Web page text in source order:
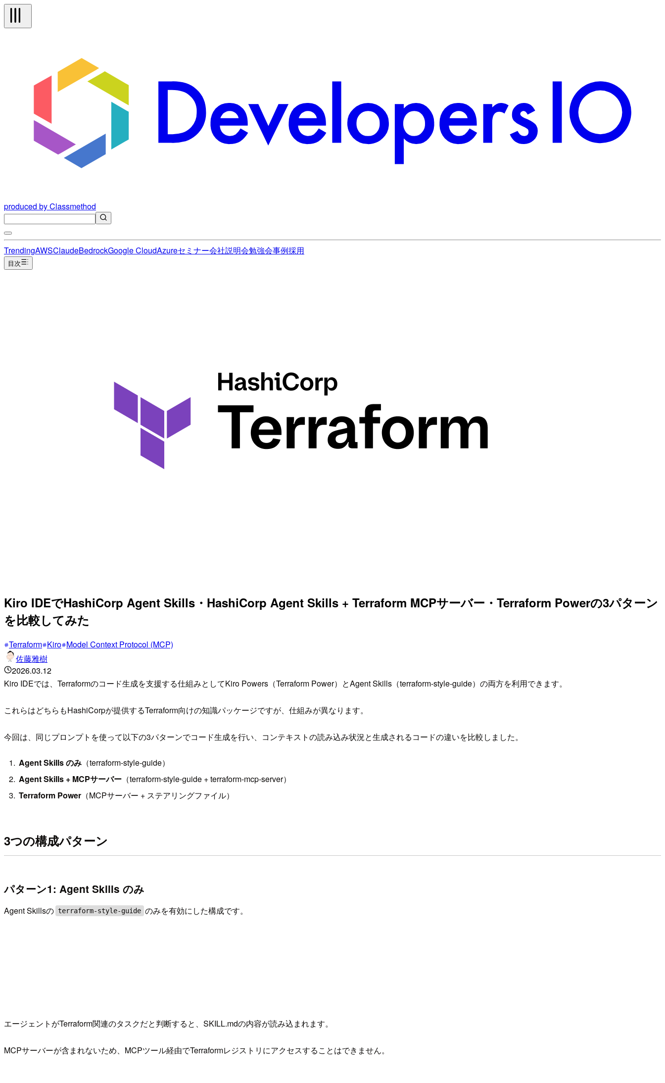
produced by Classmethod
TrendingAWSClaudeBedrockGoogle CloudAzureセミナー会社説明会勉強会事例採用
目次
Kiro IDEでHashiCorp Agent Skills・HashiCorp Agent Skills + Terraform MCPサーバー・Terraform Powerの3パターン
を比較してみた
Terraform Kiro Model Context Protocol (MCP)
佐藤雅樹
2026.03.12
Kiro IDEでは、Terraformのコード生成を支援する仕組みとしてKiro Powers（Terraform Power）とAgent Skills（terraform-style-guide）の両方を利用できます。
これらはどちらもHashiCorpが提供するTerraform向けの知識パッケージですが、仕組みが異なります。
今回は、同じプロンプトを使って以下の3パターンでコード生成を行い、コンテキストの読み込み状況と生成されるコードの違いを比較しました。
Agent Skills のみ （terraform-style-guide）
Agent Skills + MCPサーバー （terraform-style-guide + terraform-mcp-server）
Terraform Power （MCPサーバー + ステアリングファイル）
3つの構成パターン
パターン1: Agent Skills のみ
Agent Skillsの terraform-style-guide のみを有効にした構成です。
エージェントがTerraform関連のタスクだと判断すると、SKILL.mdの内容が読み込まれます。
MCPサーバーが含まれないため、MCPツール経由でTerraformレジストリにアクセスすることはできません。